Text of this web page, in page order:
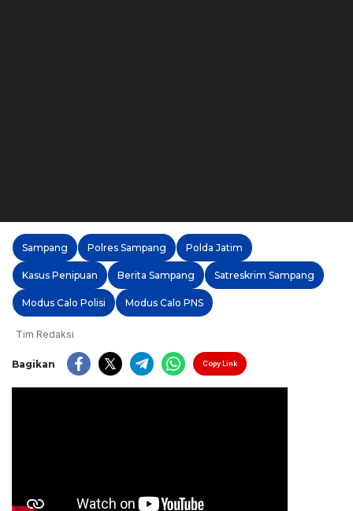
Sampang Polres Sampang Polda Jatim
Kasus Penipuan Berita Sampang Satreskrim Sampang
Modus Calo Polisi Modus Calo PNS
Tim Redaksi
Bagikan Copy Link